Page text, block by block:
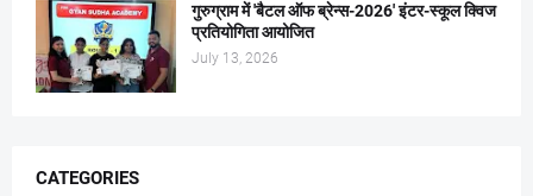
गुरुग्राम में 'बैटल ऑफ ब्रेन्स-2026' इंटर-स्कूल क्विज
प्रतियोगिता आयोजित
July 13, 2026
CATEGORIES